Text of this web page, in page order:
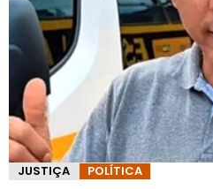
JUSTIÇA POLÍTICA